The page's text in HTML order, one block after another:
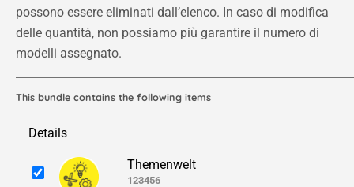
possono essere eliminati dall’elenco. In caso di modifica
delle quantità, non possiamo più garantire il numero di
modelli assegnato.
This bundle contains the following items
Details
Themenwelt
123456